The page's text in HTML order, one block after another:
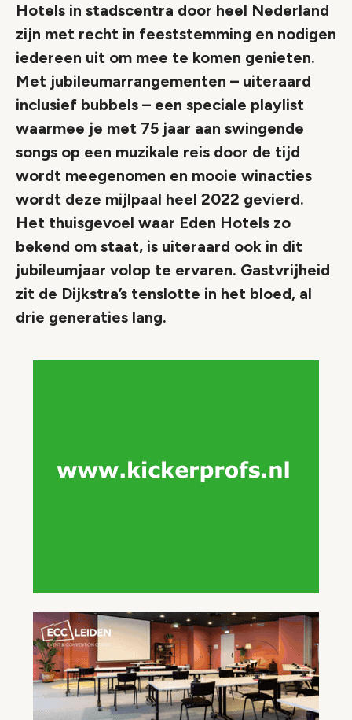
Hotels in stadscentra door heel Nederland
zijn met recht in feeststemming en nodigen
iedereen uit om mee te komen genieten.
Met jubileumarrangementen – uiteraard
inclusief bubbels – een speciale playlist
waarmee je met 75 jaar aan swingende
songs op een muzikale reis door de tijd
wordt meegenomen en mooie winacties
wordt deze mijlpaal heel 2022 gevierd.
Het thuisgevoel waar Eden Hotels zo
bekend om staat, is uiteraard ook in dit
jubileumjaar volop te ervaren. Gastvrijheid
zit de Dijkstra’s tenslotte in het bloed, al
drie generaties lang.